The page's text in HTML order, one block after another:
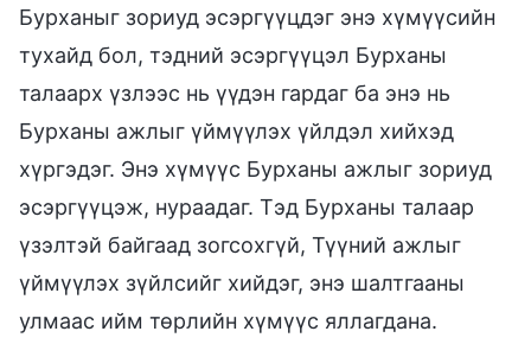
Бурханыг зориуд эсэргүүцдэг энэ хүмүүсийн
тухайд бол, тэдний эсэргүүцэл Бурханы
талаарх үзлээс нь үүдэн гардаг ба энэ нь
Бурханы ажлыг үймүүлэх үйлдэл хийхэд
хүргэдэг. Энэ хүмүүс Бурханы ажлыг зориуд
эсэргүүцэж, нураадаг. Тэд Бурханы талаар
үзэлтэй байгаад зогсохгүй, Түүний ажлыг
үймүүлэх зүйлсийг хийдэг, энэ шалтгааны
улмаас ийм төрлийн хүмүүс яллагдана.